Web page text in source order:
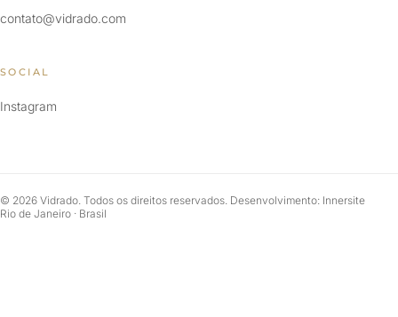
contato@vidrado.com
SOCIAL
Instagram
© 2026 Vidrado. Todos os direitos reservados. Desenvolvimento: Innersite
Rio de Janeiro · Brasil